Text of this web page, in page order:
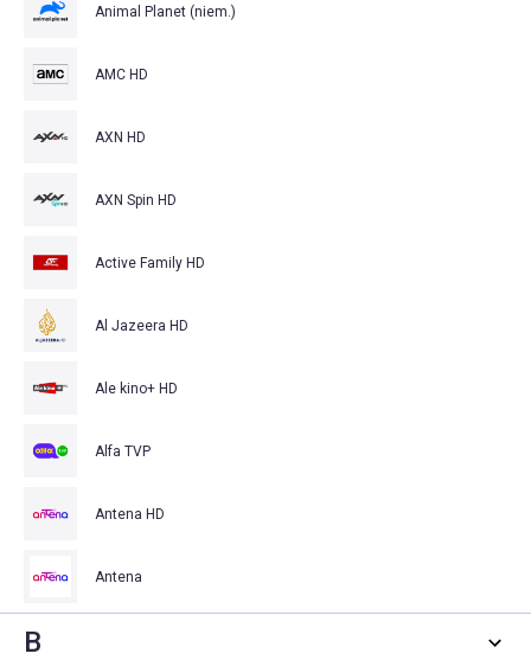
Animal Planet (niem.)
AMC HD
AXN HD
AXN Spin HD
Active Family HD
Al Jazeera HD
Ale kino+ HD
Alfa TVP
Antena HD
Antena
B